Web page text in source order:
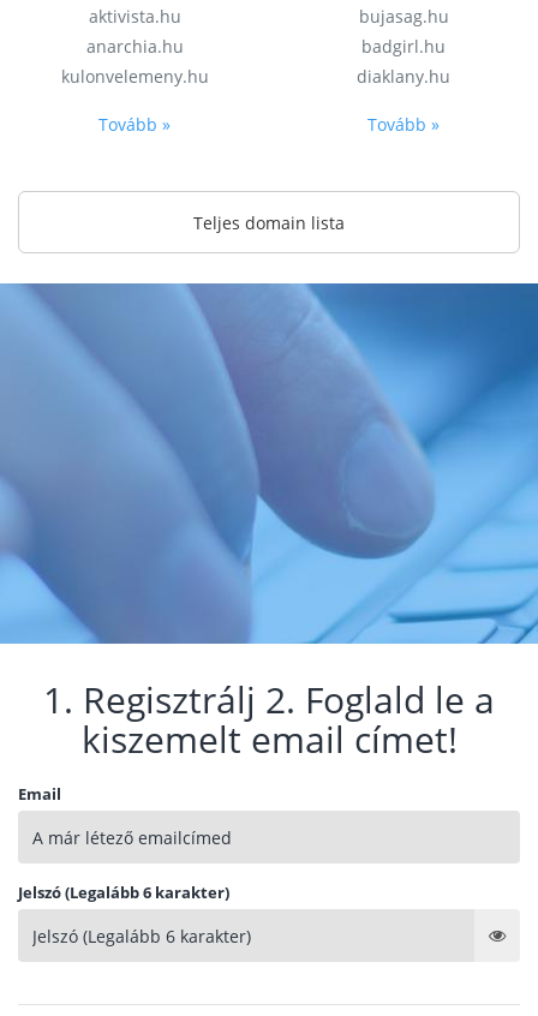
aktivista.hu
anarchia.hu
kulonvelemeny.hu
Tovább »
bujasag.hu
badgirl.hu
diaklany.hu
Tovább »
Teljes domain lista
1. Regisztrálj 2. Foglald le a
kiszemelt email címet!
Email
Jelszó (Legalább 6 karakter)